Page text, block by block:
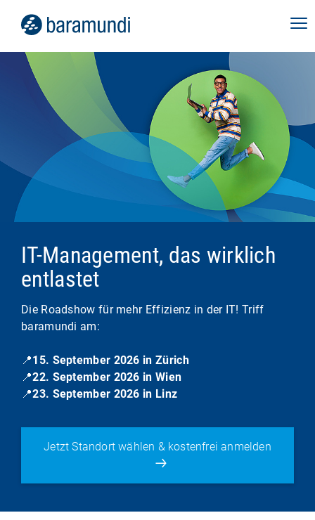
IT-Management, das wirklich
entlastet
Die Roadshow für mehr Effizienz in der IT! Triff
baramundi am:
📍15. September 2026 in Zürich
📍22. September 2026 in Wien
📍23. September 2026 in Linz
Jetzt Standort wählen & kostenfrei anmelden